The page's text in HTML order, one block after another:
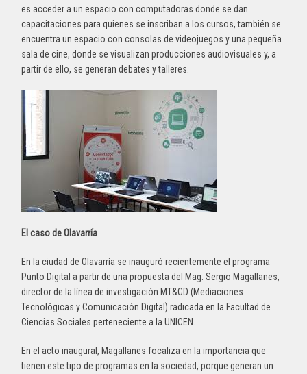
es acceder a un espacio con computadoras donde se dan
capacitaciones para quienes se inscriban a los cursos, también se
encuentra un espacio con consolas de videojuegos y una pequeña
sala de cine, donde se visualizan producciones audiovisuales y, a
partir de ello, se generan debates y talleres.
El caso de Olavarría
En la ciudad de Olavarría se inauguró recientemente el programa
Punto Digital a partir de una propuesta del Mag. Sergio Magallanes,
director de la línea de investigación MT&CD (Mediaciones
Tecnológicas y Comunicación Digital) radicada en la Facultad de
Ciencias Sociales perteneciente a la UNICEN.
En el acto inaugural, Magallanes focaliza en la importancia que
tienen este tipo de programas en la sociedad, porque generan un